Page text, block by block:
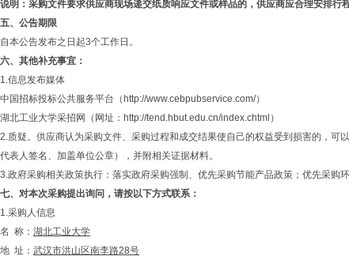
说明：采购文件要求供应商现场递交纸质响应文件或样品的，供应商应合理安排行
五、 公告期限
自本公告发布之日起3个工作日。
六、 其他补充事宜：
1.信息发布媒体
中国招标投标公共服务平台（http://www.cebpubservice.com/）
湖北工业大学采招网（网址：http://tend.hbut.edu.cn/index.chtml）
2.质疑。供应商认为采购文件、采购过程和成交结果使自己的权益受到损害的，
代表人签名、加盖单位公章），并附相关证据材料。
3.政府采购相关政策执行：落实政府采购强制、优先采购节能产品政策；优先采购
七、 对本次采购提出询问，请按以下方式联系：
1.采购人信息
名 称： 湖北工业大学
地 址： 武汉市洪山区南李路28号